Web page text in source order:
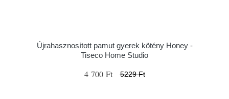
Újrahasznosított pamut gyerek kötény Honey -
Tiseco Home Studio
4 700 Ft 5229 Ft